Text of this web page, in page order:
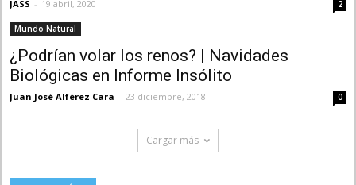
JASS - 19 abril, 2020 2
Mundo Natural
¿Podrían volar los renos? | Navidades
Biológicas en Informe Insólito
Juan José Alférez Cara - 23 diciembre, 2018 0
Cargar más